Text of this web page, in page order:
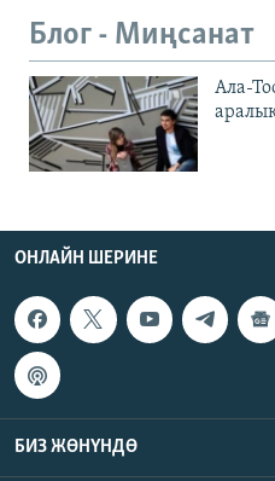
Блог - Миңсанат
Ала-
ОНЛАЙН ШЕРИНЕ
БИЗ ЖӨНҮНДӨ